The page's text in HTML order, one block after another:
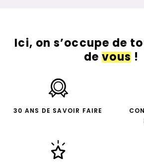
Ici, on s’occupe de
devous!
30 ANS DE SAVOIR FAIRE